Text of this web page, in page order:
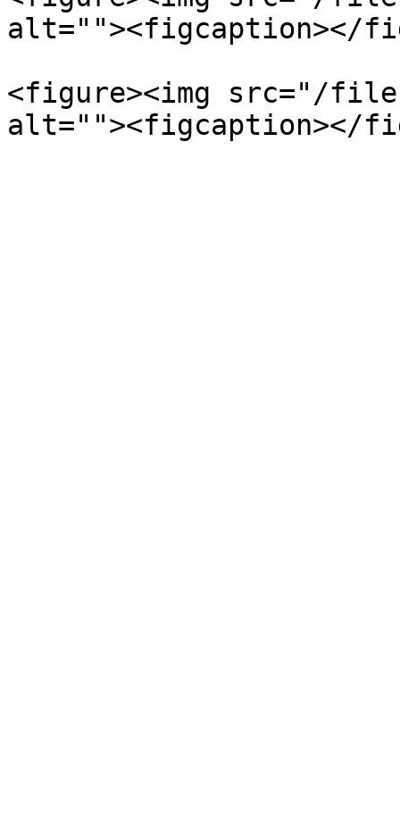
alt=""><figcaption></
<figure><img src="/files/